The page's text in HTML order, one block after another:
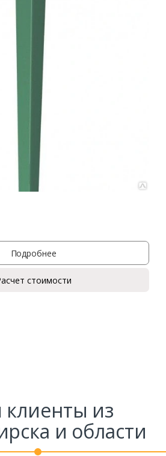
Подробнее
стоимости
из
и области